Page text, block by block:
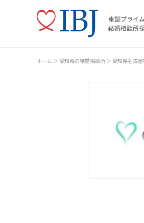
東証プライ
結婚相談所
ホーム 愛知県の結婚相談所 愛知県名古屋